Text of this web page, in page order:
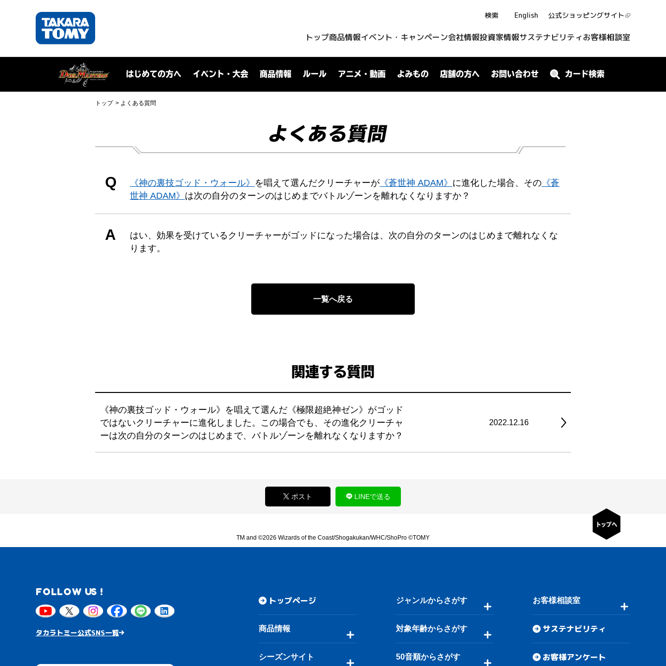
検索 English 公式ショッピングサイト
トップ商品情報イベント・キャンペーン会社情報投資家情報サステナビリティお客様相談室
はじめての方へ イベント・大会 商品情報 ルール アニメ・動画 よみもの 店舗の方へ お問い合わせ カード検索
トップ よくある質問
よくある質問
Q 《神の裏技ゴッド・ウォール》 を唱えて選んだクリーチャーが 《蒼世神 ADAM》 に進化した場合、その 《蒼
世神 ADAM》 は次の自分のターンのはじめまでバトルゾーンを離れなくなりますか？
A
はい、効果を受けているクリーチャーがゴッドになった場合は、次の自分のターンのはじめまで離れなくな
ります。
一覧へ戻る
関連する質問
《神の裏技ゴッド・ウォール》を唱えて選んだ《極限超絶神ゼン》がゴッド
ではないクリーチャーに進化しました。この場合でも、その進化クリーチャ
ーは次の自分のターンのはじめまで、バトルゾーンを離れなくなりますか？
2022.12.16
ポスト LINEで送る
TM and ©2026 Wizards of the Coast/Shogakukan/WHC/ShoPro ©TOMY
FOLLOW US !
タカラトミー公式SNS一覧
トップページ
商品情報
シーズンサイト
ジャンルからさがす
対象年齢からさがす
50音順からさがす
お客様相談室
サステナビリティ
お客様アンケート